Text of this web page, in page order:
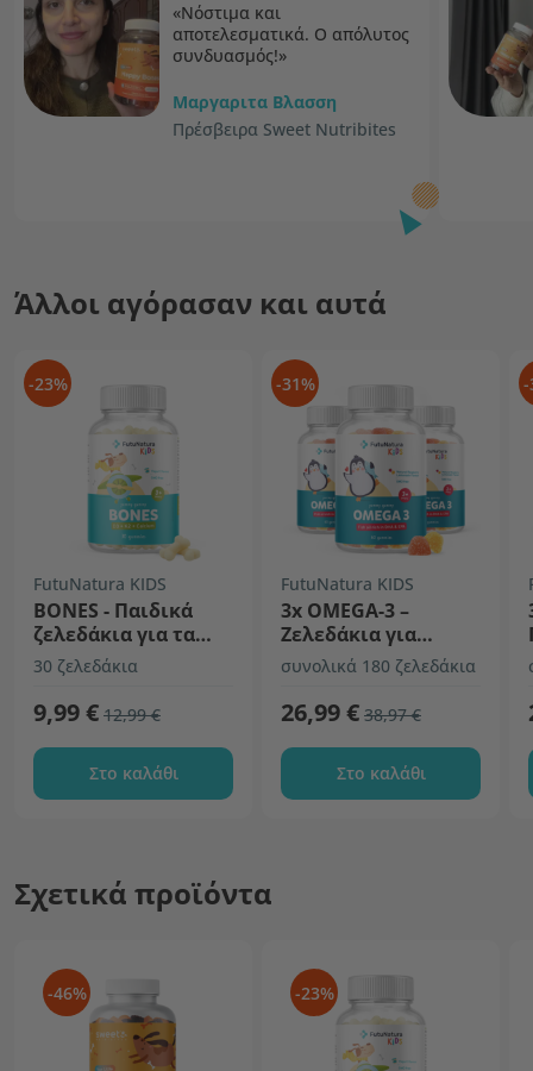
«Νόστιμα και
αποτελεσματικά. Ο απόλυτος
συνδυασμός!»
Μαργαριτα Βλασση
Πρέσβειρα Sweet Nutribites
Άλλοι αγόρασαν και αυτά
-23%
FutuNatura KIDS
BONES - Παιδικά
ζελεδάκια για τα
οστά
30 ζελεδάκια
9,99 € 12,99 €
Στο καλάθι
-31%
FutuNatura KIDS
3x OMEGA-3 –
Ζελεδάκια για
παιδιά
συνολικά 180 ζελεδάκια
26,99 € 38,97 €
Στο καλάθι
-
Σχετικά προϊόντα
-46% -23%